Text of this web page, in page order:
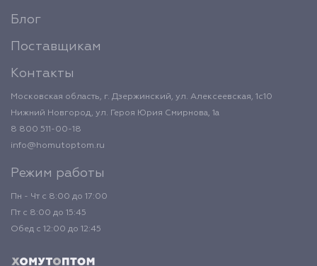
Блог
Поставщикам
Контакты
Московская область, г. Дзержинский, ул. Алексеевская, 1с10
Нижний Новгород, ул. Героя Юрия Смирнова, 1а
8 800 511-00-18
info@homutoptom.ru
Режим работы
Пн - Чт с 8:00 до 17:00
Пт с 8:00 до 15:45
Обед с 12:00 до 12:45